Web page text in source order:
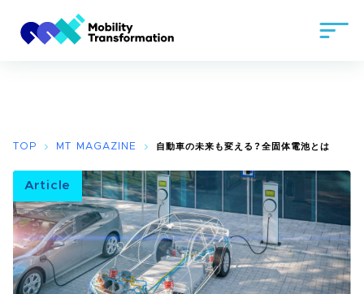
TOP MT MAGAZINE 自動車の未来も変える？全固体電池とは
Article